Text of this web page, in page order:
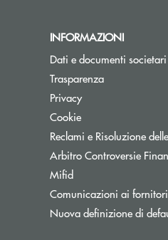
INFORMAZIONI
Dati e documenti societari
Trasparenza
Privacy
Cookie
Reclami e Risoluzione
Arbitro Controversie
Mifid
Comunicazioni ai fornitori
Nuova definizione di